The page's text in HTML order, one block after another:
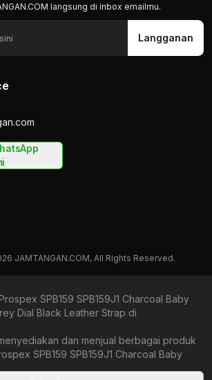
langsung di inbox emailmu.
Langganan
JAMTANGAN.COM, All Rights Reserved.
SPB159 SPB159J1 Charcoal Baby
Dial Black Leather Strap di
dan menjual berbagai produk
SPB159 SPB159J1 Charcoal Baby